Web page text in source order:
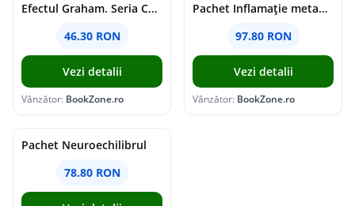
Efectul Graham. Seria Campus Diaries Vol.1
46.30 RON
Vezi detalii
Vânzător: BookZone.ro
Pachet Inflamație metabolism și creier
97.80 RON
Vezi detalii
Vânzător: BookZone.ro
Pachet Neuroechilibrul
78.80 RON